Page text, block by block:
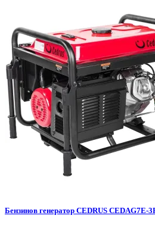
Бензинов генератор CEDRUS CEDAG7E-